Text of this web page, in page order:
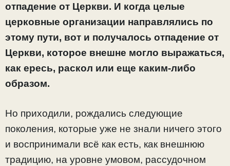
отпадение от Церкви. И когда целые
церковные организации направлялись по
этому пути, вот и получалось отпадение от
Церкви, которое внешне могло выражаться,
как ересь, раскол или еще каким-либо
образом.
Но приходили, рождались следующие
поколения, которые уже не знали ничего этого
и воспринимали всё как есть, как внешнюю
традицию, на уровне умовом, рассудочном